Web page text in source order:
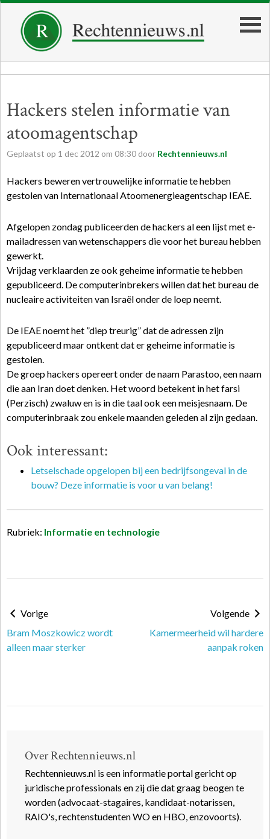
Hackers stelen informatie van
atoomagentschap
Geplaatst op 1 dec 2012 om 08:30 door Rechtennieuws.nl
Hackers beweren vertrouwelijke informatie te hebben
gestolen van Internationaal Atoomenergieagentschap IEAE.
Afgelopen zondag publiceerden de hackers al een lijst met e-
mailadressen van wetenschappers die voor het bureau hebben
gewerkt.
Vrijdag verklaarden ze ook geheime informatie te hebben
gepubliceerd. De computerinbrekers willen dat het bureau de
nucleaire activiteiten van Israël onder de loep neemt.
De IEAE noemt het ”diep treurig” dat de adressen zijn
gepubliceerd maar ontkent dat er geheime informatie is
gestolen.
De groep hackers opereert onder de naam Parastoo, een naam
die aan Iran doet denken. Het woord betekent in het farsi
(Perzisch) zwaluw en is in die taal ook een meisjesnaam. De
computerinbraak zou enkele maanden geleden al zijn gedaan.
Ook interessant:
Letselschade opgelopen bij een bedrijfsongeval in de
bouw? Deze informatie is voor u van belang!
Rubriek: Informatie en technologie
Vorige
Bram Moszkowicz wordt
alleen maar sterker
Volgende
Kamermeerheid wil hardere
aanpak roken
Over Rechtennieuws.nl
Rechtennieuws.nl is een informatie portal gericht op
juridische professionals en zij die dat graag beogen te
worden (advocaat-stagaires, kandidaat-notarissen,
RAIO's, rechtenstudenten WO en HBO, enzovoorts).